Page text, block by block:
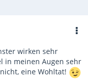
wirken sehr
in meinen Augen sehr
eine Wohltat!